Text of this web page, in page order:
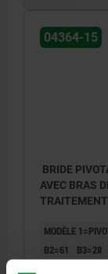
04364-15
BRIDE
AVEC BRAS
MODÈLE
B2=61
B3=28